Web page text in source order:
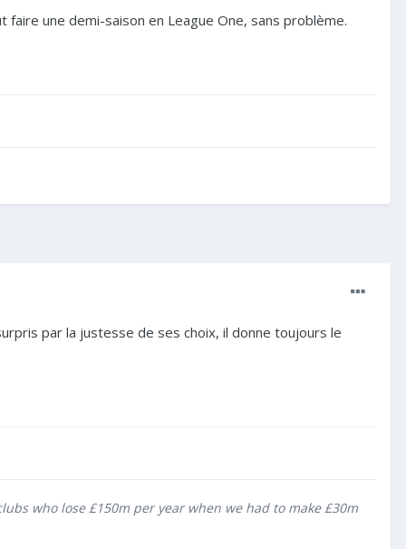
une demi-saison en League One, sans problème.
par la justesse de ses choix, il donne toujours le
who lose £150m per year when we had to make £30m